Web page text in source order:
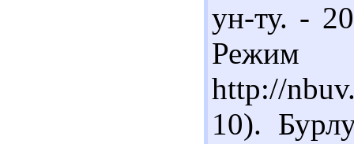
ун-ту. -
http://
10).